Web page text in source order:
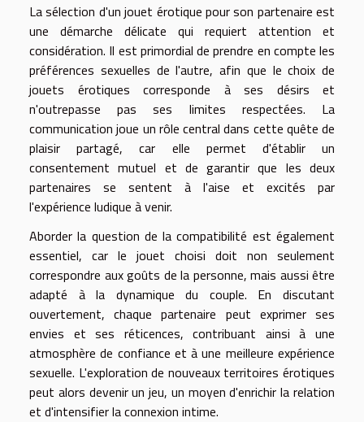
La sélection d'un jouet érotique pour son partenaire est
une démarche délicate qui requiert attention et
considération. Il est primordial de prendre en compte les
préférences sexuelles de l'autre, afin que le choix de
jouets érotiques corresponde à ses désirs et
n'outrepasse pas ses limites respectées. La
communication joue un rôle central dans cette quête de
plaisir partagé, car elle permet d'établir un
consentement mutuel et de garantir que les deux
partenaires se sentent à l'aise et excités par
l'expérience ludique à venir.
Aborder la question de la compatibilité est également
essentiel, car le jouet choisi doit non seulement
correspondre aux goûts de la personne, mais aussi être
adapté à la dynamique du couple. En discutant
ouvertement, chaque partenaire peut exprimer ses
envies et ses réticences, contribuant ainsi à une
atmosphère de confiance et à une meilleure expérience
sexuelle. L'exploration de nouveaux territoires érotiques
peut alors devenir un jeu, un moyen d'enrichir la relation
et d'intensifier la connexion intime.